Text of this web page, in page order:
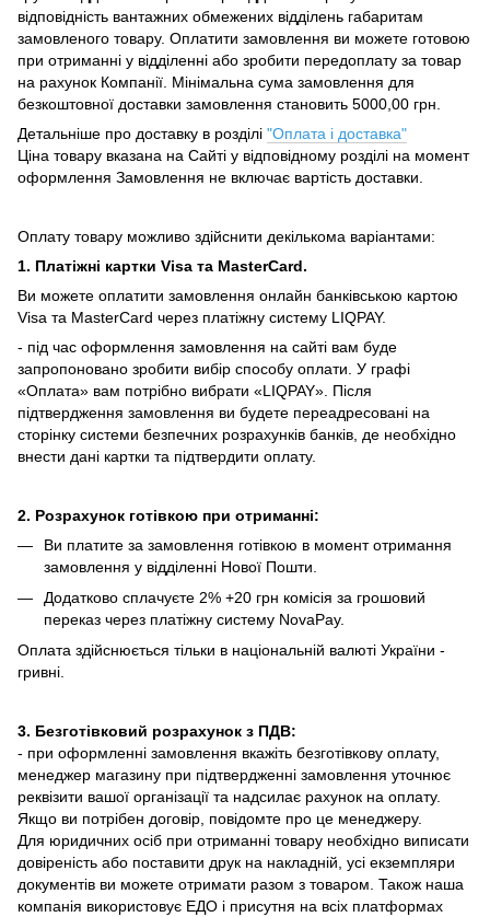
відповідність вантажних обмежених відділень габаритам
замовленого товару. Оплатити замовлення ви можете готовою
при отриманні у відділенні або зробити передоплату за товар
на рахунок Компанії. Мінімальна сума замовлення для
безкоштовної доставки замовлення становить 5000,00 грн.
Детальніше про доставку в розділі "Оплата і доставка"
Ціна товару вказана на Сайті у відповідному розділі на момент
оформлення Замовлення не включає вартість доставки.
Оплату товару можливо здійснити декількома варіантами:
1. Платіжні картки Visa та MasterCard.
Ви можете оплатити замовлення онлайн банківською картою
Visa та MasterCard через платіжну систему LIQPAY.
- під час оформлення замовлення на сайті вам буде
запропоновано зробити вибір способу оплати. У графі
«Оплата» вам потрібно вибрати «LIQPAY». Після
підтвердження замовлення ви будете переадресовані на
сторінку системи безпечних розрахунків банків, де необхідно
внести дані картки та підтвердити оплату.
2. Розрахунок готівкою при отриманні:
Ви платите за замовлення готівкою в момент отримання
замовлення у відділенні Нової Пошти.
Додатково сплачуєте 2% +20 грн комісія за грошовий
переказ через платіжну систему NovaPay.
Оплата здійснюється тільки в національній валюті України -
гривні.
3. Безготівковий розрахунок з ПДВ:
- при оформленні замовлення вкажіть безготівкову оплату,
менеджер магазину при підтвердженні замовлення уточнює
реквізити вашої організації та надсилає рахунок на оплату.
Якщо ви потрібен договір, повідомте про це менеджеру.
Для юридичних осіб при отриманні товару необхідно виписати
довіреність або поставити друк на накладній, усі екземпляри
документів ви можете отримати разом з товаром. Також наша
компанія використовує ЕДО і присутня на всіх платформах